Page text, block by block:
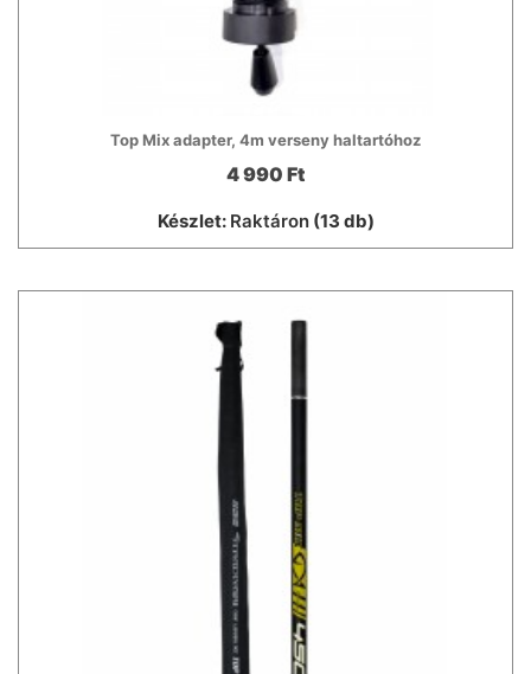
Top Mix adapter, 4m verseny haltartóhoz
4 990 Ft
Készlet: Raktáron(13 db)